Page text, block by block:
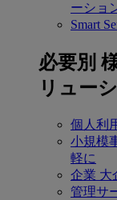
ーショ
Smart
必要別
リュー
個人利
小規模
軽に
企業 大
管理サ